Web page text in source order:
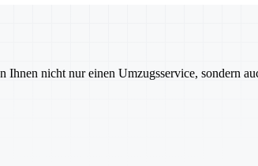
nicht nur einen Umzugsservice, sondern